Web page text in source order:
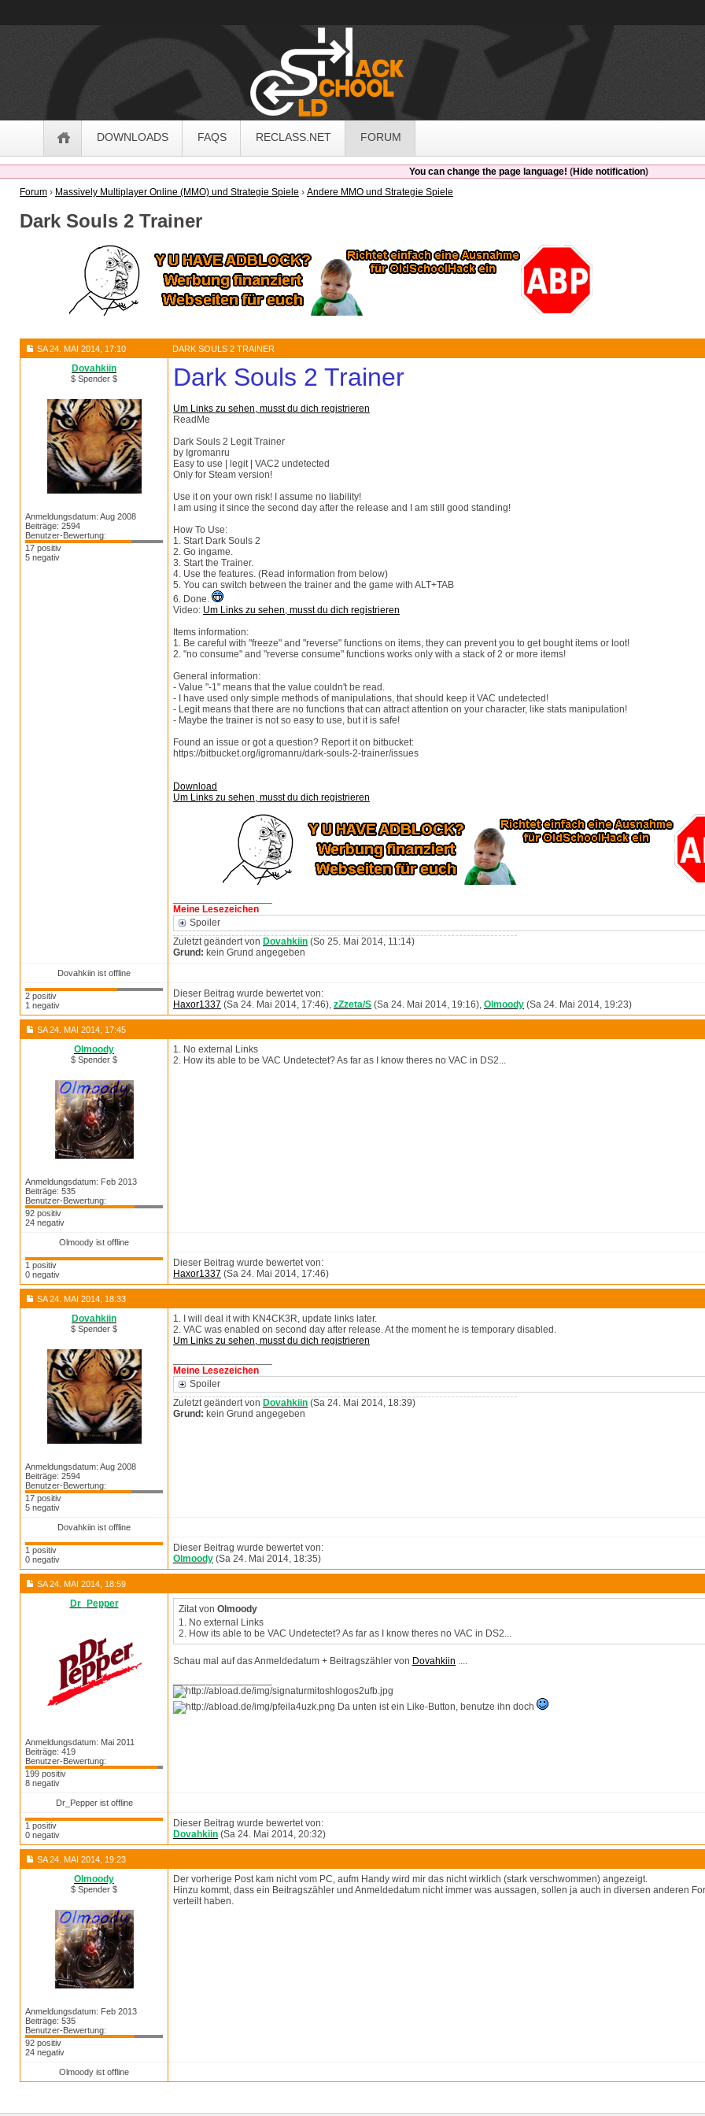
DOWNLOADS FAQS RECLASS.NET FORUM
You can change the page language! (Hide notification)
Forum › Massively Multiplayer Online (MMO) und Strategie Spiele › Andere MMO und Strategie Spiele
Dark Souls 2 Trainer
SA 24. MAI 2014, 17:10 DARK SOULS 2 TRAINER
Dovahkiin
$ Spender $
Anmeldungsdatum: Aug 2008
Beiträge: 2594
Benutzer-Bewertung:
17 positiv
5 negativ
Dark Souls 2 Trainer
Um Links zu sehen, musst du dich registrieren
ReadMe
Dark Souls 2 Legit Trainer
by Igromanru
Easy to use | legit | VAC2 undetected
Only for Steam version!
Use it on your own risk! I assume no liability!
I am using it since the second day after the release and I am still good standing!
How To Use:
1. Start Dark Souls 2
2. Go ingame.
3. Start the Trainer.
4. Use the features. (Read information from below)
5. You can switch between the trainer and the game with ALT+TAB
6. Done.
Video: Um Links zu sehen, musst du dich registrieren
Items information:
1. Be careful with "freeze" and "reverse" functions on items, they can prevent you to get bought items or loot!
2. "no consume" and "reverse consume" functions works only with a stack of 2 or more items!
General information:
- Value "-1" means that the value couldn't be read.
- I have used only simple methods of manipulations, that should keep it VAC undetected!
- Legit means that there are no functions that can attract attention on your character, like stats manipulation!
- Maybe the trainer is not so easy to use, but it is safe!
Found an issue or got a question? Report it on bitbucket:
https://bitbucket.org/igromanru/dark-souls-2-trainer/issues
Download
Um Links zu sehen, musst du dich registrieren
Meine Lesezeichen
Spoiler
Zuletzt geändert von Dovahkiin (So 25. Mai 2014, 11:14)
Grund: kein Grund angegeben
Dovahkiin ist offline
2 positiv
1 negativ
Dieser Beitrag wurde bewertet von:
Haxor1337 (Sa 24. Mai 2014, 17:46), zZzeta/S (Sa 24. Mai 2014, 19:16), Olmoody (Sa 24. Mai 2014, 19:23)
SA 24. MAI 2014, 17:45
Olmoody
$ Spender $
Anmeldungsdatum: Feb 2013
Beiträge: 535
Benutzer-Bewertung:
92 positiv
24 negativ
1. No external Links
2. How its able to be VAC Undetectet? As far as I know theres no VAC in DS2...
Olmoody ist offline
1 positiv
0 negativ
Dieser Beitrag wurde bewertet von:
Haxor1337 (Sa 24. Mai 2014, 17:46)
SA 24. MAI 2014, 18:33
Dovahkiin
$ Spender $
Anmeldungsdatum: Aug 2008
Beiträge: 2594
Benutzer-Bewertung:
17 positiv
5 negativ
1. I will deal it with KN4CK3R, update links later.
2. VAC was enabled on second day after release. At the moment he is temporary disabled.
Um Links zu sehen, musst du dich registrieren
Meine Lesezeichen
Spoiler
Zuletzt geändert von Dovahkiin (Sa 24. Mai 2014, 18:39)
Grund: kein Grund angegeben
Dovahkiin ist offline
1 positiv
0 negativ
Dieser Beitrag wurde bewertet von:
Olmoody (Sa 24. Mai 2014, 18:35)
SA 24. MAI 2014, 18:59
Dr_Pepper
Anmeldungsdatum: Mai 2011
Beiträge: 419
Benutzer-Bewertung:
199 positiv
8 negativ
Zitat von Olmoody
1. No external Links
2. How its able to be VAC Undetectet? As far as I know theres no VAC in DS2...
Schau mal auf das Anmeldedatum + Beitragszähler von Dovahkiin ....
Da unten ist ein Like-Button, benutze ihn doch
Dr_Pepper ist offline
1 positiv
0 negativ
Dieser Beitrag wurde bewertet von:
Dovahkiin (Sa 24. Mai 2014, 20:32)
SA 24. MAI 2014, 19:23
Olmoody
$ Spender $
Anmeldungsdatum: Feb 2013
Beiträge: 535
Benutzer-Bewertung:
92 positiv
24 negativ
Der vorherige Post kam nicht vom PC, aufm Handy wird mir das nicht wirklich (stark verschwommen) angezeigt.
Hinzu kommt, dass ein Beitragszähler und Anmeldedatum nicht immer was aussagen, sollen ja auch in diversen anderen
verteilt haben.
Olmoody ist offline